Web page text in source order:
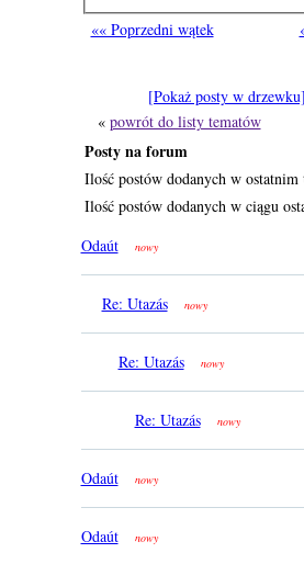
«« Poprzedni wątek
[Pokaż posty w
« powrót do listy tematów
Posty na forum
Ilość postów dodanych w ostatnim
Ilość postów dodanych w ciągu
Odaút
nowy
Re: Utazás nowy
Re: Utazás nowy
Re: Utazás nowy
Odaút nowy
Odaút nowy